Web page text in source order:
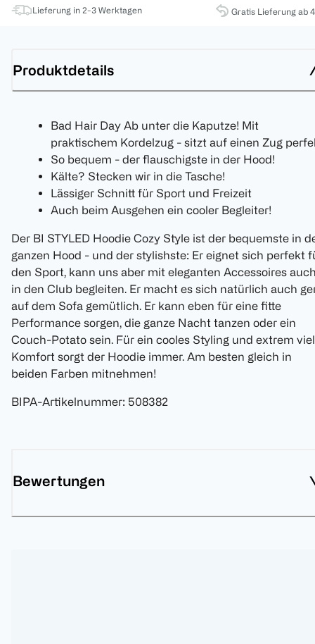
Lieferung in 2-3 Werktagen Gratis Lieferung ab
Produktdetails
Bad Hair Day Ab unter die Kaputze! Mit
praktischem Kordelzug - sitzt auf einen Zug
So bequem - der flauschigste in der Hood!
Kälte? Stecken wir in die Tasche!
Lässiger Schnitt für Sport und Freizeit
Auch beim Ausgehen ein cooler Begleiter!
Der BI STYLED Hoodie Cozy Style ist der bequemste in
ganzen Hood - und der stylishste: Er eignet sich perfekt
den Sport, kann uns aber mit eleganten Accessoires
in den Club begleiten. Er macht es sich natürlich auch
auf dem Sofa gemütlich. Er kann eben für eine fitte
Performance sorgen, die ganze Nacht tanzen oder ein
Couch-Potato sein. Für ein cooles Styling und extrem viel
Komfort sorgt der Hoodie immer. Am besten gleich in
beiden Farben mitnehmen!
BIPA-Artikelnummer: 508382
Bewertungen